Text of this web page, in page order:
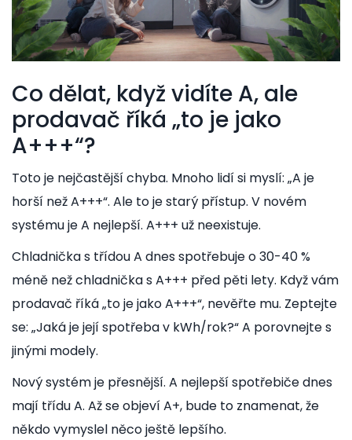
Co dělat, když vidíte A, ale
prodavač říká „to je jako
A+++“?
Toto je nejčastější chyba. Mnoho lidí si myslí: „A je
horší než A+++“. Ale to je starý přístup. V novém
systému je A nejlepší. A+++ už neexistuje.
Chladnička s třídou A dnes spotřebuje o 30-40 %
méně než chladnička s A+++ před pěti lety. Když vám
prodavač říká „to je jako A+++“, nevěřte mu. Zeptejte
se: „Jaká je její spotřeba v kWh/rok?“ A porovnejte s
jinými modely.
Nový systém je přesnější. A nejlepší spotřebiče dnes
mají třídu A. Až se objeví A+, bude to znamenat, že
někdo vymyslel něco ještě lepšího.